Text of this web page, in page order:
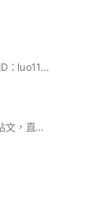
歡迎👏 申請好後請洽小幫手審核 ID：luo110039
🔺不定時上架優惠商品 🔺僅提供貼文，直接喊加單即可 🔺有任何疑問，請於各自群組詢問勿在此處留言 🔺暱稱+問題請都輸入編號，勿加任何其他名稱，會無法審核通過，謝謝